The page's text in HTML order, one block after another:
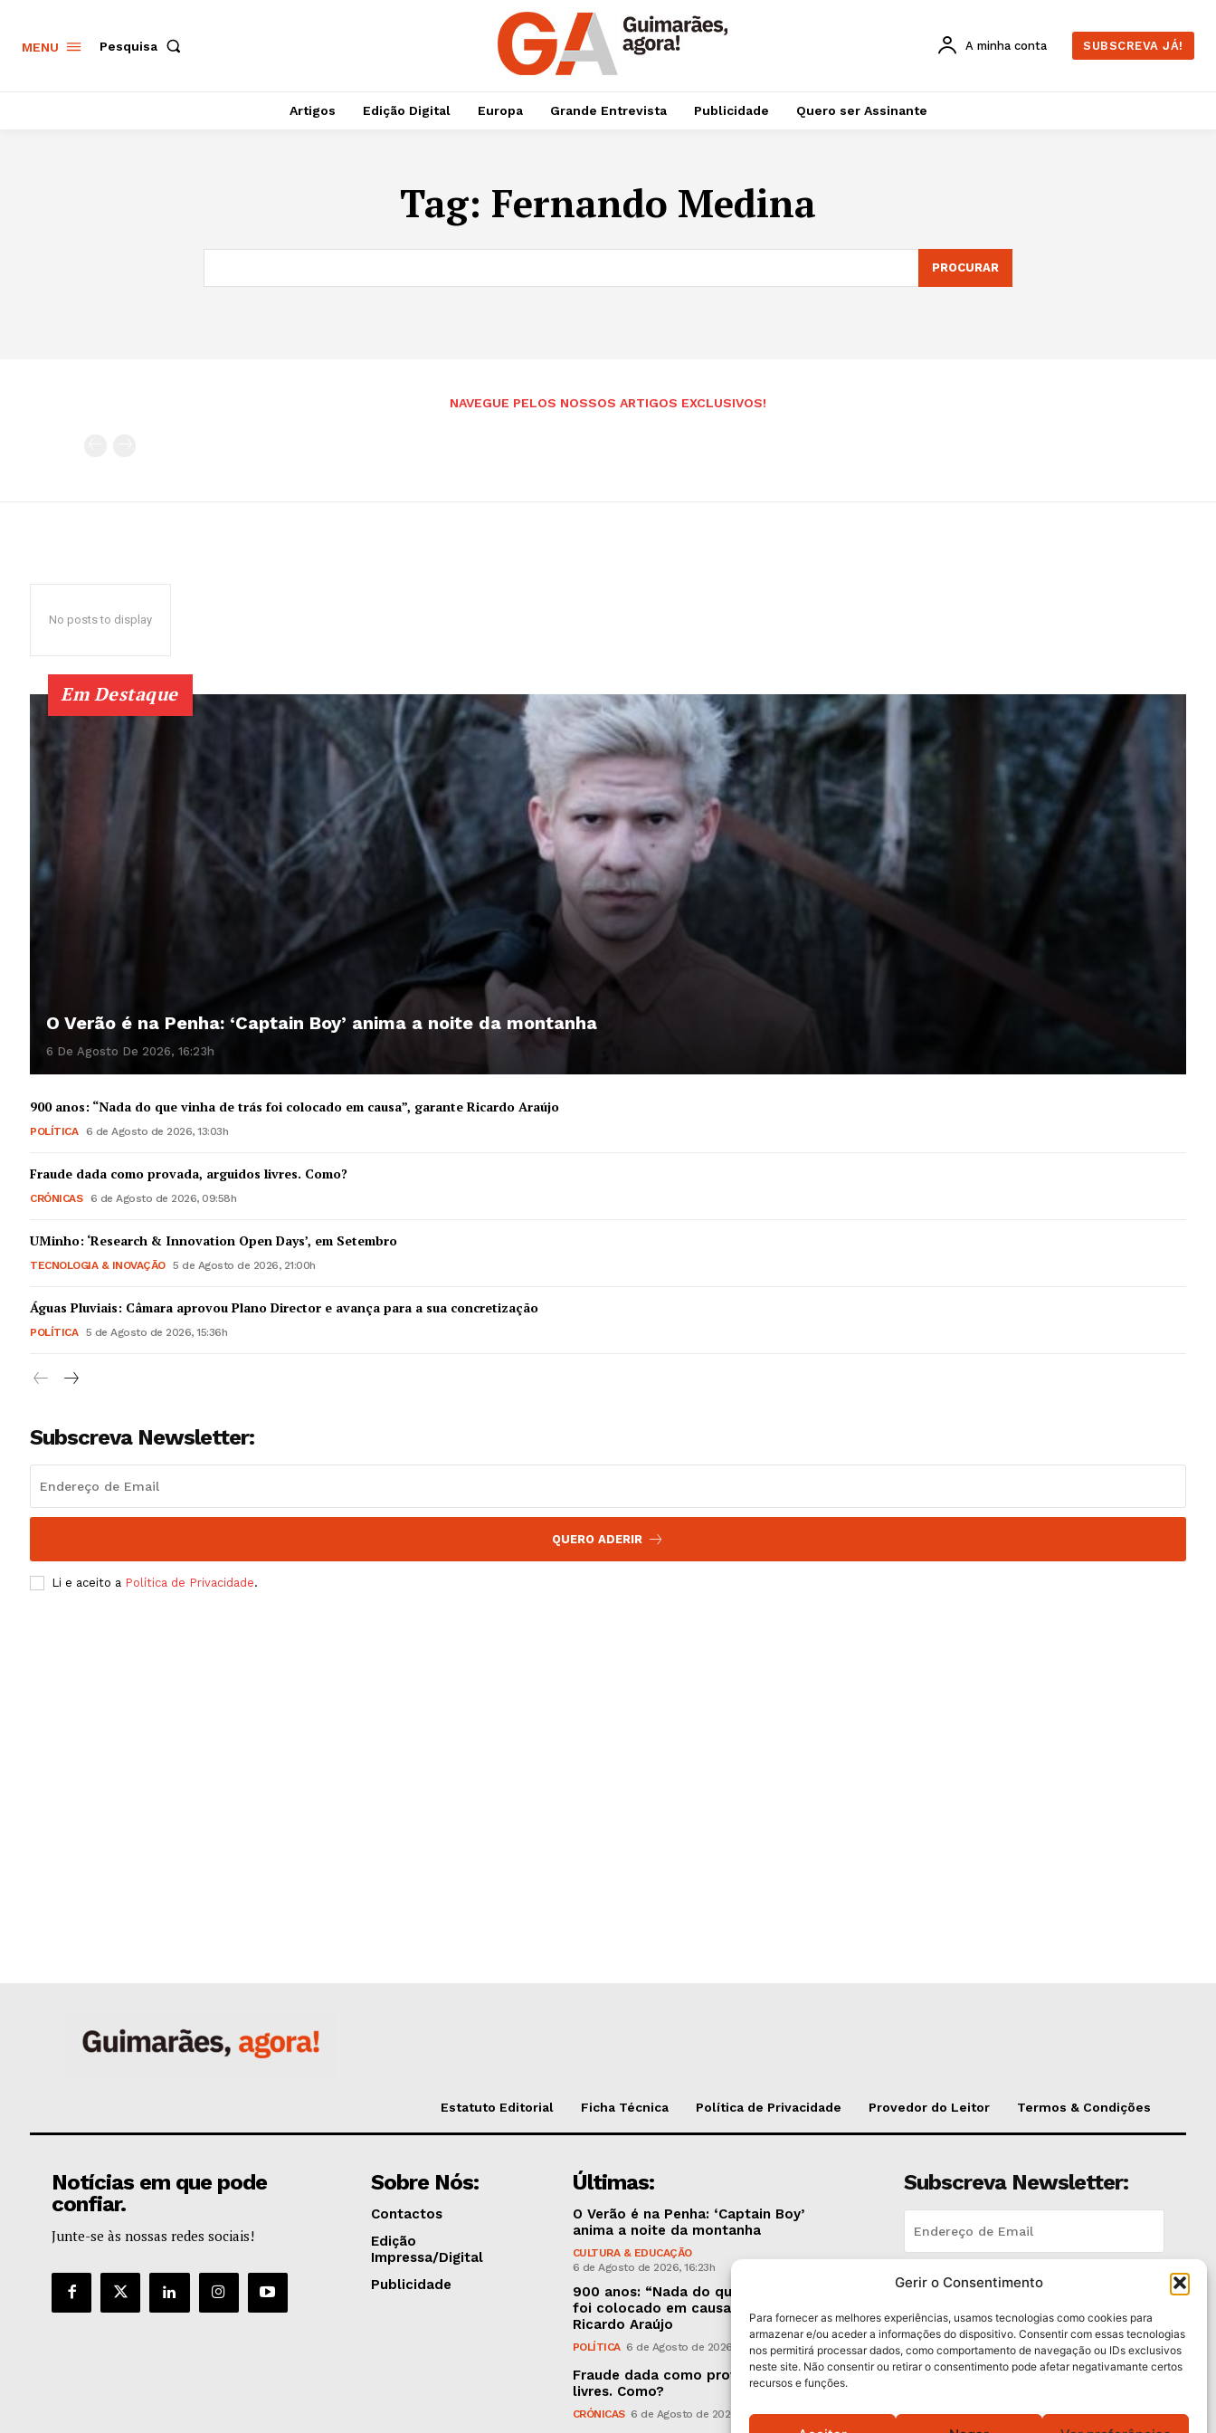
Gerir o Consentimento
Para fornecer as melhores experiências, usamos tecnologias como cookies para
armazenar e/ou aceder a informações do dispositivo. Consentir com essas tecnologias
nos permitirá processar dados, como comportamento de navegação ou IDs exclusivos
neste site. Não consentir ou retirar o consentimento pode afetar negativamante certos
recursos e funções.
MENU Pesquisa A minha conta SUBSCREVA JÁ!
Artigos Edição Digital Europa Grande Entrevista Publicidade Quero ser Assinante
Tag: Fernando Medina
PROCURAR
NAVEGUE PELOS NOSSOS ARTIGOS EXCLUSIVOS!
No posts to display
Em Destaque
O Verão é na Penha: ‘Captain Boy’ anima a noite da montanha
6 De Agosto De 2026, 16:23h
900 anos: “Nada do que vinha de trás foi colocado em causa”, garante Ricardo Araújo
POLÍTICA 6 de Agosto de 2026, 13:03h
Fraude dada como provada, arguidos livres. Como?
CRÓNICAS 6 de Agosto de 2026, 09:58h
UMinho: ‘Research & Innovation Open Days’, em Setembro
TECNOLOGIA & INOVAÇÃO 5 de Agosto de 2026, 21:00h
Águas Pluviais: Câmara aprovou Plano Director e avança para a sua concretização
POLÍTICA 5 de Agosto de 2026, 15:36h
Subscreva Newsletter:
QUERO ADERIR
Li e aceito a Política de Privacidade.
Estatuto Editorial Ficha Técnica Política de Privacidade Provedor do Leitor Termos & Condições
Notícias em que pode
confiar.
Junte-se às nossas redes sociais!
Sobre Nós:
Contactos
Edição
Impressa/Digital
Publicidade
Últimas:
O Verão é na Penha: ‘Captain Boy’
anima a noite da montanha
CULTURA & EDUCAÇÃO
6 de Agosto de 2026, 16:23h
900 anos: “Nada do que vinha de trás
foi colocado em causa”, garante
Ricardo Araújo
POLÍTICA 6 de Agosto de 2026, 13:03h
Fraude dada como provada, arguidos
livres. Como?
CRÓNICAS 6 de Agosto de 2026, 09:58h
Subscreva Newsletter:
QUERO ADERIR
Li e aceito aPolítica de Privacidade .